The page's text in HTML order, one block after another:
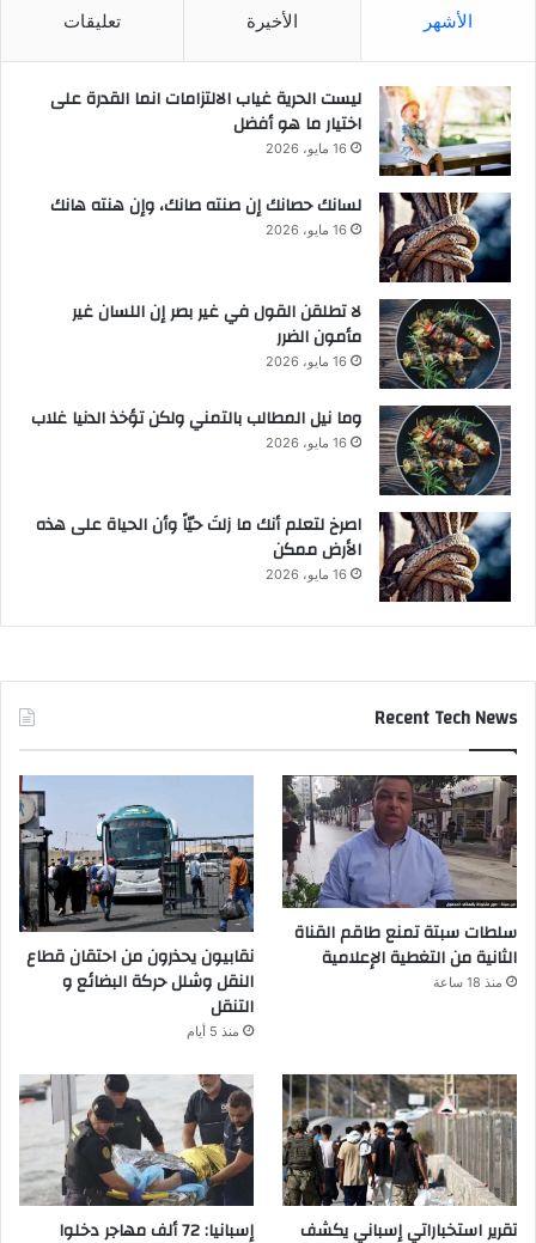
الأشهر الأخيرة تعليقات
ليست الحرية غياب الالتزامات انما القدرة على
اختيار ما هو أفضل
16 مايو، 2026
لسانك حصانك إن صنته صانك، وإن هنته هانك
16 مايو، 2026
لا تطلقن القول في غير بصر إن اللسان غير
مأمون الضرر
16 مايو، 2026
وما نيل المطالب بالتمني ولكن تؤخذ الدنيا غلاب
16 مايو، 2026
‫اصرخ لتعلم أنك ما زلتَ حيّاً وأن الحياة على هذه
الأرض ممكن
16 مايو، 2026
Recent Tech News
سلطات سبتة تمنع طاقم القناة
الثانية من التغطية الإعلامية
منذ 18 ساعة
نقابيون يحذرون من احتقان قطاع
النقل وشلل حركة البضائع و
التنقل
منذ 5 أيام
تقرير استخباراتي إسباني يكشف
إسبانيا: 72 ألف مهاجر دخلوا